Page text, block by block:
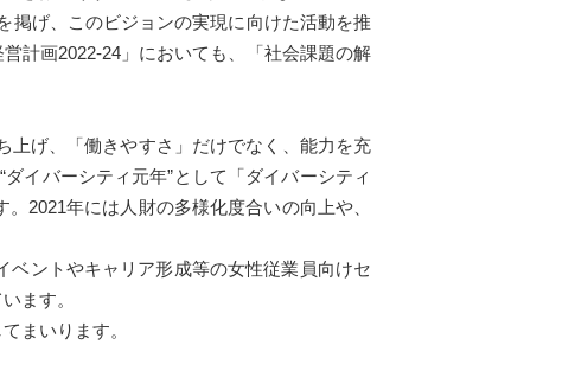
掲げ、このビジョンの実現に向けた活動を推
計画2022-24」においても、「社会課題の解
上げ、「働きやすさ」だけでなく、能力を充
イバーシティ元年”として「ダイバーシティ
2021年には人財の多様化度合いの向上や、
ベントやキャリア形成等の女性従業員向けセ
ます。
まいります。